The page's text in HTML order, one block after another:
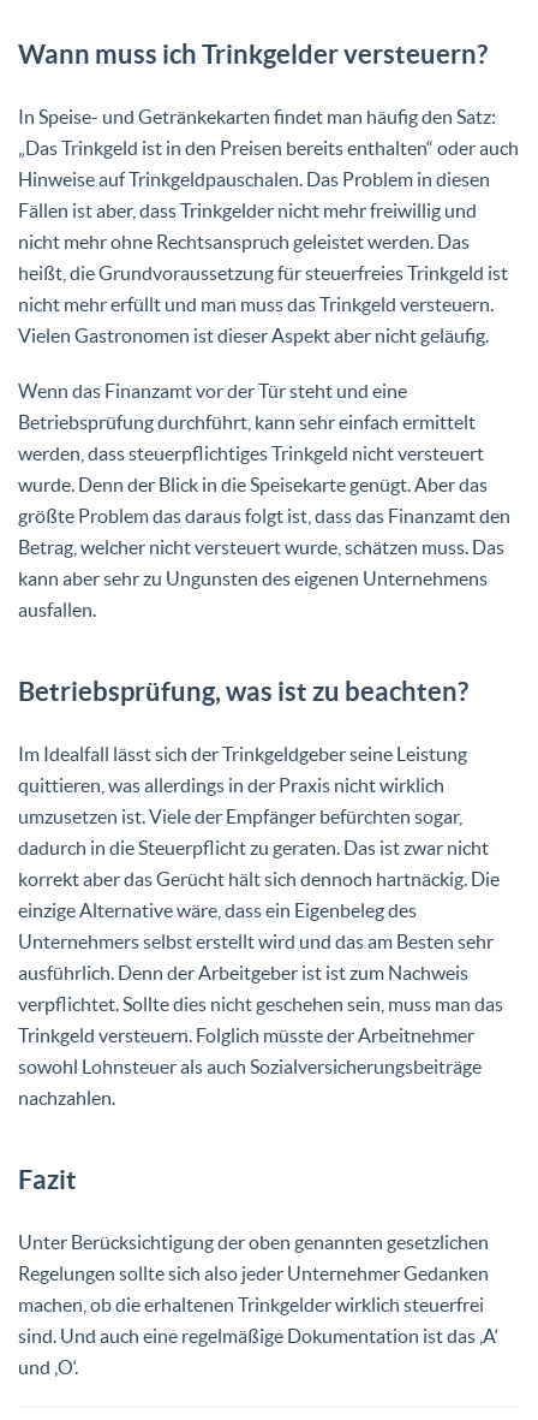
Wann muss ich Trinkgelder versteuern?
In Speise- und Getränkekarten findet man häufig den Satz:
„Das Trinkgeld ist in den Preisen bereits enthalten“ oder auch
Hinweise auf Trinkgeldpauschalen. Das Problem in diesen
Fällen ist aber, dass Trinkgelder nicht mehr freiwillig und
nicht mehr ohne Rechtsanspruch geleistet werden. Das
heißt, die Grundvoraussetzung für steuerfreies Trinkgeld ist
nicht mehr erfüllt und man muss das Trinkgeld versteuern.
Vielen Gastronomen ist dieser Aspekt aber nicht geläufig.
Wenn das Finanzamt vor der Tür steht und eine
Betriebsprüfung durchführt, kann sehr einfach ermittelt
werden, dass steuerpflichtiges Trinkgeld nicht versteuert
wurde. Denn der Blick in die Speisekarte genügt. Aber das
größte Problem das daraus folgt ist, dass das Finanzamt den
Betrag, welcher nicht versteuert wurde, schätzen muss. Das
kann aber sehr zu Ungunsten des eigenen Unternehmens
ausfallen.
Betriebsprüfung, was ist zu beachten?
Im Idealfall lässt sich der Trinkgeldgeber seine Leistung
quittieren, was allerdings in der Praxis nicht wirklich
umzusetzen ist. Viele der Empfänger befürchten sogar,
dadurch in die Steuerpflicht zu geraten. Das ist zwar nicht
korrekt aber das Gerücht hält sich dennoch hartnäckig. Die
einzige Alternative wäre, dass ein Eigenbeleg des
Unternehmers selbst erstellt wird und das am Besten sehr
ausführlich. Denn der Arbeitgeber ist ist zum Nachweis
verpflichtet. Sollte dies nicht geschehen sein, muss man das
Trinkgeld versteuern. Folglich müsste der Arbeitnehmer
sowohl Lohnsteuer als auch Sozialversicherungsbeiträge
nachzahlen.
Fazit
Unter Berücksichtigung der oben genannten gesetzlichen
Regelungen sollte sich also jeder Unternehmer Gedanken
machen, ob die erhaltenen Trinkgelder wirklich steuerfrei
sind. Und auch eine regelmäßige Dokumentation ist das ‚A‘
und ‚O‘.